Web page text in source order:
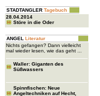
STADTANGLER Tagebuch
28.04.2014
Störe in die Oder
ANGEL Literatur
Nichts gefangen? Dann vielleicht
mal wieder lesen, wie das geht ...
Waller: Giganten des
Süßwassers
Spinnfischen: Neue
Angeltechniken auf Hecht,